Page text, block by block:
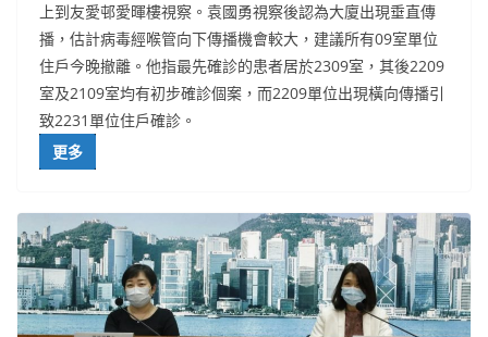
上到友愛邨愛暉樓視察。袁國勇視察後認為大廈出現垂直傳
播，估計病毒經喉管向下傳播機會較大，建議所有09室單位
住戶今晚撤離。他指最先確診的患者居於2309室，其後2209
室及2109室均有初步確診個案，而2209單位出現橫向傳播引
致2231單位住戶確診。
更多